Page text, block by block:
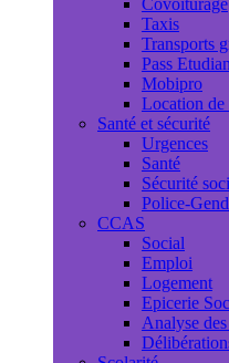
Covoiturage
Taxis
Transports
Pass
Mobipro
Location de
Santé et sécurité
Urgences
Santé
Sécurité
Police-
CCAS
Social
Emploi
Logement
Epicerie
Analyse